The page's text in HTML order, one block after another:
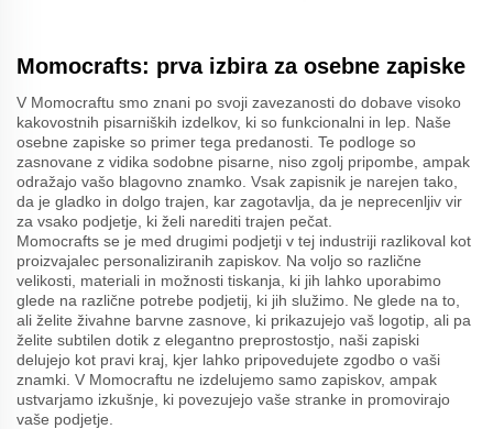
Momocrafts: prva izbira za osebne zapiske
V Momocraftu smo znani po svoji zavezanosti do dobave visoko
kakovostnih pisarniških izdelkov, ki so funkcionalni in lep. Naše
osebne zapiske so primer tega predanosti. Te podloge so
zasnovane z vidika sodobne pisarne, niso zgolj pripombe, ampak
odražajo vašo blagovno znamko. Vsak zapisnik je narejen tako,
da je gladko in dolgo trajen, kar zagotavlja, da je neprecenljiv vir
za vsako podjetje, ki želi narediti trajen pečat.
Momocrafts se je med drugimi podjetji v tej industriji razlikoval kot
proizvajalec personaliziranih zapiskov. Na voljo so različne
velikosti, materiali in možnosti tiskanja, ki jih lahko uporabimo
glede na različne potrebe podjetij, ki jih služimo. Ne glede na to,
ali želite živahne barvne zasnove, ki prikazujejo vaš logotip, ali pa
želite subtilen dotik z elegantno preprostostjo, naši zapiski
delujejo kot pravi kraj, kjer lahko pripovedujete zgodbo o vaši
znamki. V Momocraftu ne izdelujemo samo zapiskov, ampak
ustvarjamo izkušnje, ki povezujejo vaše stranke in promovirajo
vaše podjetje.